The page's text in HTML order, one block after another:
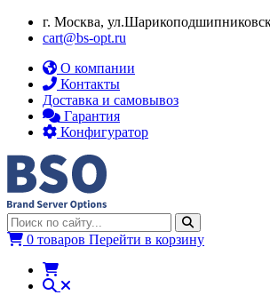
г. Москва,
cart@bs-opt.ru
О компании
Контакты
Доставка и самовывоз
Гарантия
Конфигуратор
0 товаров Перейти в корзину